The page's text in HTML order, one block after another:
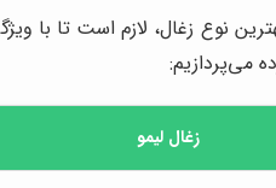
نوع زغال، لازم است تا با
می‌پردازیم:
زغال لیمو